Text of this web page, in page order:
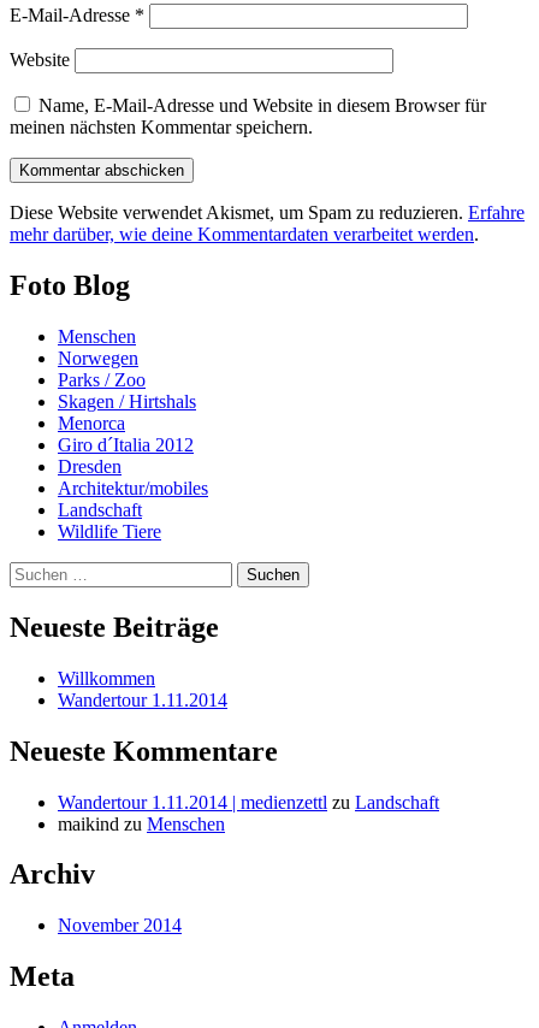
E-Mail-Adresse *
Website
Name, E-Mail-Adresse und Website in diesem Browser für
meinen nächsten Kommentar speichern.
Diese Website verwendet Akismet, um Spam zu reduzieren. Erfahre
mehr darüber, wie deine Kommentardaten verarbeitet werden.
Foto Blog
Menschen
Norwegen
Parks / Zoo
Skagen / Hirtshals
Menorca
Giro d´Italia 2012
Dresden
Architektur/mobiles
Landschaft
Wildlife Tiere
Suchen
nach:
Neueste Beiträge
Willkommen
Wandertour 1.11.2014
Neueste Kommentare
Wandertour 1.11.2014 | medienzettl zu Landschaft
maikind zu Menschen
Archiv
November 2014
Meta